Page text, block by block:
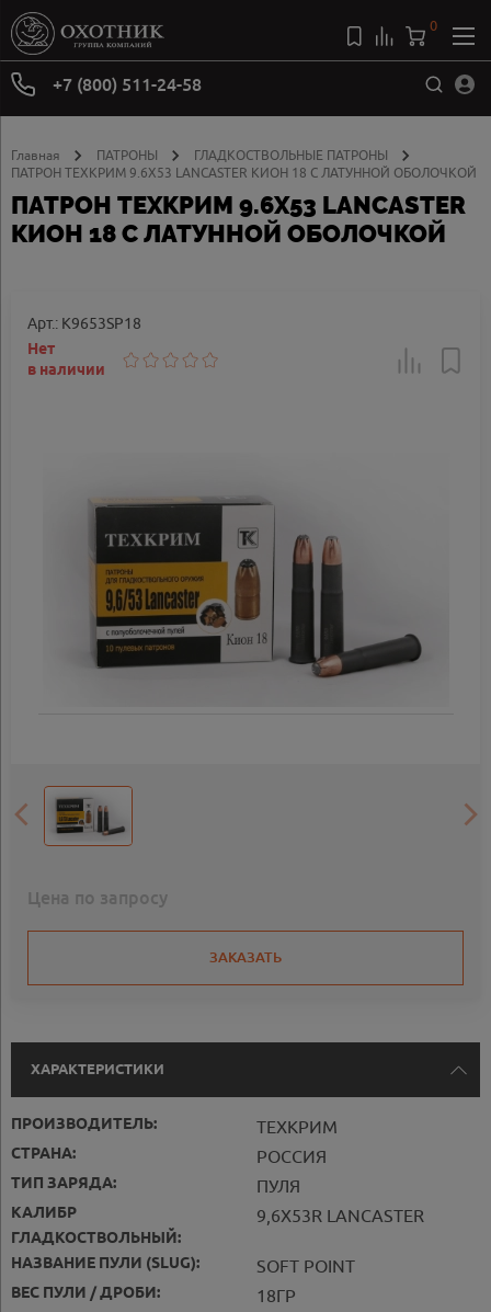
+7 (800) 511-24-58
0
Главная ПАТРОНЫ
ГЛАДКОСТВОЛЬНЫЕ ПАТРОНЫ
ПАТРОН ТЕХКРИМ 9.6Х53 LANCASTER КИОН 18 С ЛАТУННОЙ ОБОЛОЧКОЙ
ПАТРОН ТЕХКРИМ 9.6Х53 LANCASTER
КИОН 18 С ЛАТУННОЙ ОБОЛОЧКОЙ
Арт.: K9653SP18
Нет
в наличии
Цена по запросу
ЗАКАЗАТЬ
ХАРАКТЕРИСТИКИ
ПРОИЗВОДИТЕЛЬ: ТЕХКРИМ
СТРАНА: РОССИЯ
ТИП ЗАРЯДА: ПУЛЯ
КАЛИБР
ГЛАДКОСТВОЛЬНЫЙ:
9,6Х53R LANCASTER
НАЗВАНИЕ ПУЛИ (SLUG): SOFT POINT
ВЕС ПУЛИ / ДРОБИ: 18ГР